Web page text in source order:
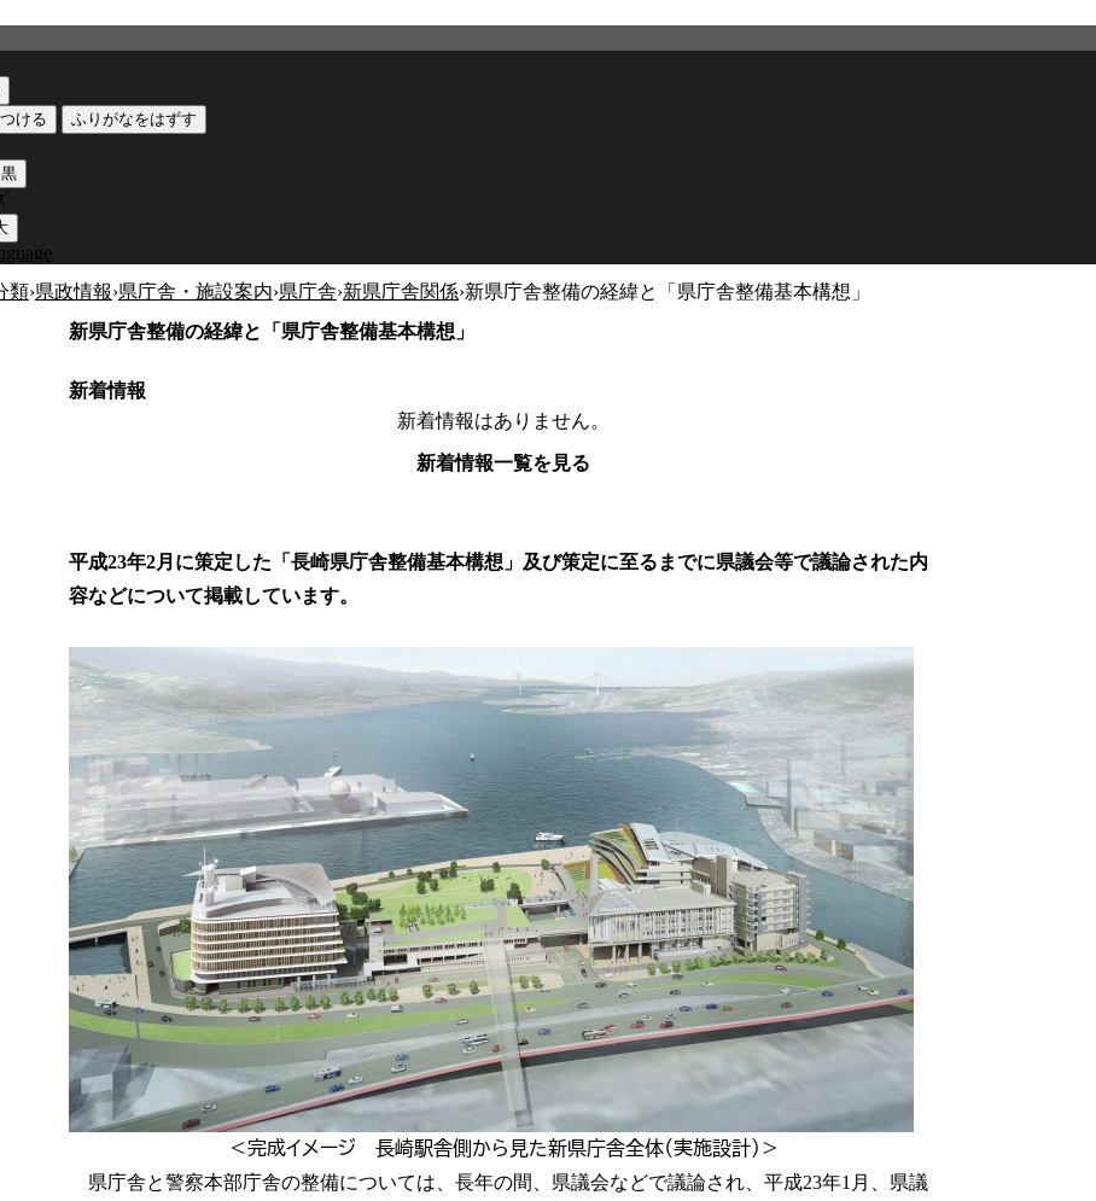
ける
ふりがなをはずす
黒
類›県政情報›県庁舎・施設案内›県庁舎›新県庁舎関係›新県庁舎整備の経緯と「県庁舎整備基本構想」
新県庁舎整備の経緯と「県庁舎整備基本構想」
新着情報
新着情報はありません。
新着情報一覧を見る
平成23年2月に策定した「長崎県庁舎整備基本構想」及び策定に至るまでに県議会等で議論された内
容などについて掲載しています。
＜完成イメージ 長崎駅舎側から見た新県庁舎全体（実施設計）＞
県庁舎と警察本部庁舎の整備については、長年の間、県議会などで議論され、平成23年1月、県議